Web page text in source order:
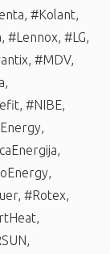
, #Kolant,
, #Lennox, #LG,
, #MDV,
,
, #NIBE,
,
,
,
, #Rotex,
,
,